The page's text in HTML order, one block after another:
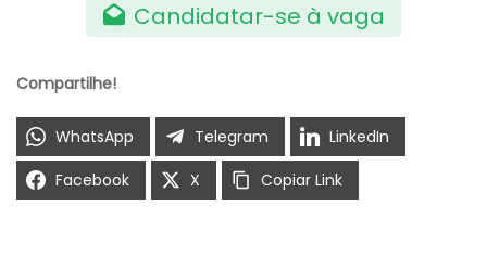
Candidatar-se à vaga
Compartilhe!
WhatsApp Telegram
LinkedIn
Facebook
X Copiar Link